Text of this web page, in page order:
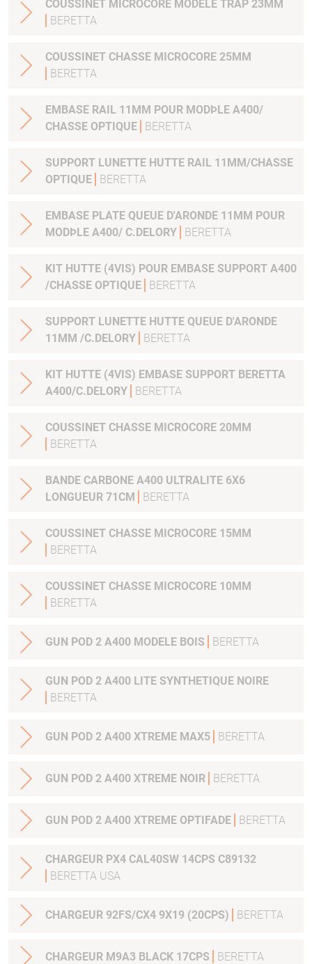
COUSSINET MICROCORE MODELE TRAP 23MM
BERETTA
COUSSINET CHASSE MICROCORE 25MM
BERETTA
EMBASE RAIL 11MM POUR MODÞLE A400/
CHASSE OPTIQUE
BERETTA
SUPPORT LUNETTE HUTTE RAIL 11MM/CHASSE
OPTIQUE
BERETTA
EMBASE PLATE QUEUE D'ARONDE 11MM POUR
MODÞLE A400/ C.DELORY
BERETTA
KIT HUTTE (4VIS) POUR EMBASE SUPPORT A400
/CHASSE OPTIQUE
BERETTA
SUPPORT LUNETTE HUTTE QUEUE D'ARONDE
11MM /C.DELORY
BERETTA
KIT HUTTE (4VIS) EMBASE SUPPORT BERETTA
A400/C.DELORY
BERETTA
COUSSINET CHASSE MICROCORE 20MM
BERETTA
BANDE CARBONE A400 ULTRALITE 6X6
LONGUEUR 71CM
BERETTA
COUSSINET CHASSE MICROCORE 15MM
BERETTA
COUSSINET CHASSE MICROCORE 10MM
BERETTA
GUN POD 2 A400 MODELE BOIS BERETTA
GUN POD 2 A400 LITE SYNTHETIQUE NOIRE
BERETTA
GUN POD 2 A400 XTREME MAX5 BERETTA
GUN POD 2 A400 XTREME NOIR BERETTA
GUN POD 2 A400 XTREME OPTIFADE BERETTA
CHARGEUR PX4 CAL40SW 14CPS C89132
BERETTA USA
CHARGEUR 92FS/CX4 9X19 (20CPS) BERETTA
CHARGEUR M9A3 BLACK 17CPS BERETTA